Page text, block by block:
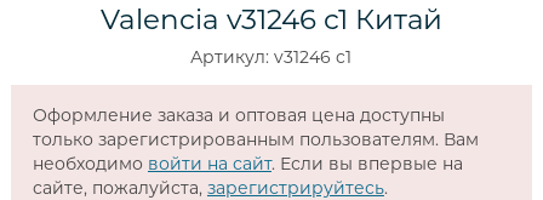
Valencia v31246 c1 Китай
Артикул: v31246 c1
Оформление заказа и оптовая цена доступны
только зарегистрированным пользователям. Вам
необходимо войти на сайт. Если вы впервые на
сайте, пожалуйста, зарегистрируйтесь.